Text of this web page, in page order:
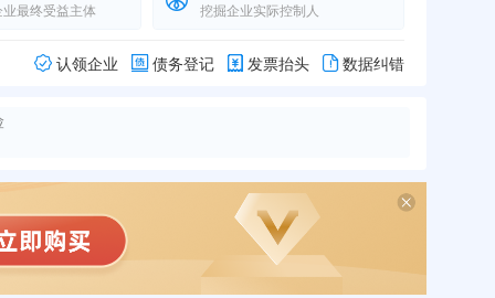
最终受益主体 挖掘企业实际控制人
认领企业 债务登记 发票抬头 数据纠错